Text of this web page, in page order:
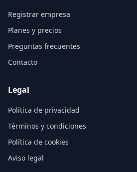
Registrar empresa
Planes y precios
Preguntas frecuentes
Contacto
Legal
Política de privacidad
Términos y condiciones
Política de cookies
Aviso legal